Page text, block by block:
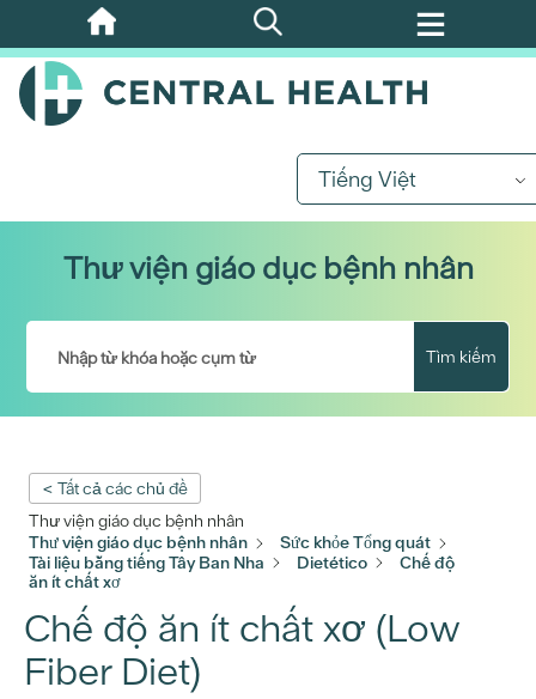
Bỏ
qua
nội
Tiếng Việt
Thư viện giáo dục bệnh nhân
Tìm kiếm
< Tất cả các chủ đề
Thư viện giáo dục bệnh nhân
Thư viện giáo dục bệnh nhân
Sức khỏe Tổng quát
Tài liệu bằng tiếng Tây Ban Nha
Dietético
Chế độ
ăn ít chất xơ
Chế độ ăn ít chất xơ (Low
Fiber Diet)